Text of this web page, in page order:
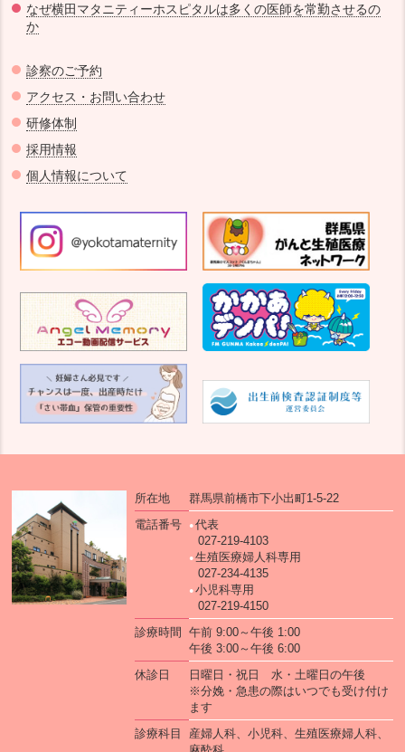
なぜ横田マタニティーホスピタルは多くの医師を常勤させるの
か
診察のご予約
アクセス・お問い合わせ
研修体制
採用情報
個人情報について
所在地
群馬県前橋市下小出町1-5-22
電話番号
代表
027-219-4103
生殖医療婦人科専用
027-234-4135
小児科専用
027-219-4150
診療時間
午前 9:00～午後 1:00
午後 3:00～午後 6:00
休診日
日曜日・祝日 水・土曜日の午後
※分娩・急患の際はいつでも受け付け
ます
診療科目
産婦人科、小児科、生殖医療婦人科、